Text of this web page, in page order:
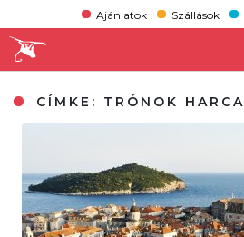
Ajánlatok Szállások
CÍMKE: TRÓNOK HARCA